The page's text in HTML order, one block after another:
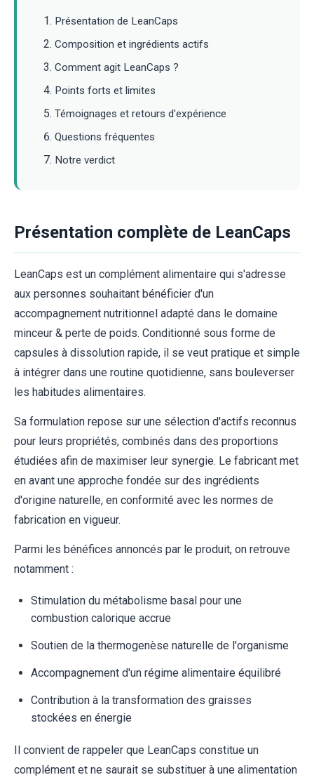
Présentation de LeanCaps
Composition et ingrédients actifs
Comment agit LeanCaps ?
Points forts et limites
Témoignages et retours d'expérience
Questions fréquentes
Notre verdict
Présentation complète de LeanCaps
LeanCaps est un complément alimentaire qui s'adresse
aux personnes souhaitant bénéficier d'un
accompagnement nutritionnel adapté dans le domaine
minceur & perte de poids. Conditionné sous forme de
capsules à dissolution rapide, il se veut pratique et simple
à intégrer dans une routine quotidienne, sans bouleverser
les habitudes alimentaires.
Sa formulation repose sur une sélection d'actifs reconnus
pour leurs propriétés, combinés dans des proportions
étudiées afin de maximiser leur synergie. Le fabricant met
en avant une approche fondée sur des ingrédients
d'origine naturelle, en conformité avec les normes de
fabrication en vigueur.
Parmi les bénéfices annoncés par le produit, on retrouve
notamment :
Stimulation du métabolisme basal pour une
combustion calorique accrue
Soutien de la thermogenèse naturelle de l'organisme
Accompagnement d'un régime alimentaire équilibré
Contribution à la transformation des graisses
stockées en énergie
Il convient de rappeler que LeanCaps constitue un
complément et ne saurait se substituer à une alimentation